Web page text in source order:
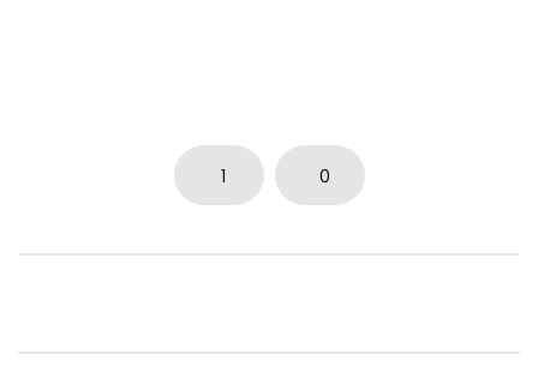
1 0